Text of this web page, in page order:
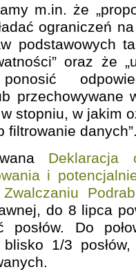
m.in. że
ograniczeń
podstawowych
oraz że
przechowywane
stopniu, w jakim
filtrowanie
Deklaracja
i
do 8 lipca
posłów. Do
blisko 1/3